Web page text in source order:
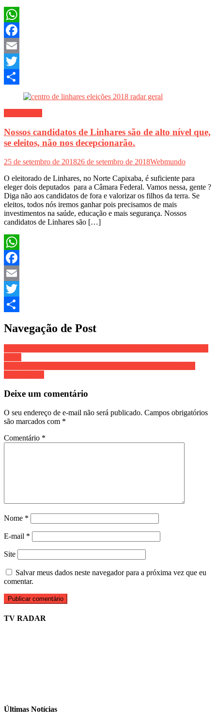
WhatsApp
Facebook
Email
Twitter
Nossos candidatos de Linhares são de alto nível que,
se eleitos, não nos decepcionarão.
25 de setembro de 201826 de setembro de 2018Webmundo
O eleitorado de Linhares, no Norte Capixaba, é suficiente para
eleger dois deputados para a Câmara Federal. Vamos nessa, gente ?
Diga não aos candidatos de fora e valorizar os filhos da terra. Se
eleitos, todos nós iremos ganhar pois precisamos de mais
investimentos na saúde, educação e mais segurança. Nossos
candidatos de Linhares são […]
WhatsApp
Facebook
Email
Twitter
Navegação de Post
Deixe um comentário
O seu endereço de e-mail não será publicado. Campos obrigatórios
são marcados com *
Comentário *
Nome *
E-mail *
Site
Salvar meus dados neste navegador para a próxima vez que eu
comentar.
TV RADAR
Últimas Notícias